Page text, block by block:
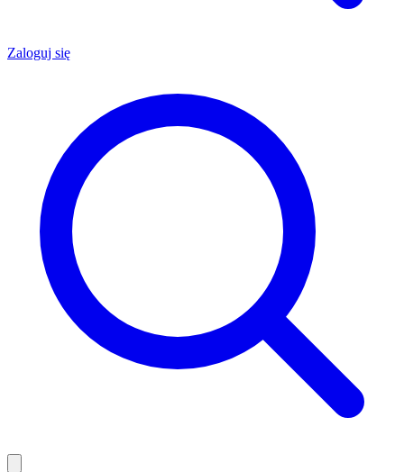
Zaloguj się